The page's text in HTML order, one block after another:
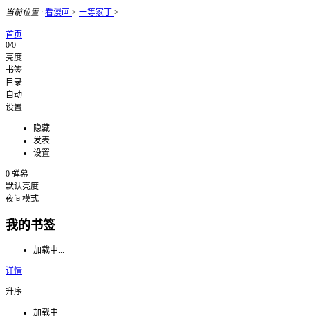
当前位置: 看漫画 > 一等家丁 >
首页
0/0
亮度
书签
目录
自动
设置
隐藏
发表
设置
0 弹幕
默认亮度
夜间模式
我的书签
加载中...
详情
升序
加载中...